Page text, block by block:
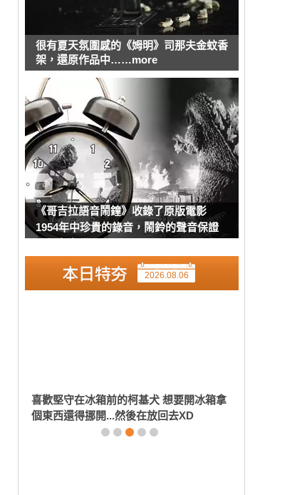
很有夏天氛圍感的《姆明》司那夫金蚊香
架，還原作品中……more
《哥吉拉語音鬧鐘》收錄了原版電影
1954年中珍貴的錄音，鬧鈴的聲音保證
2026.08.06